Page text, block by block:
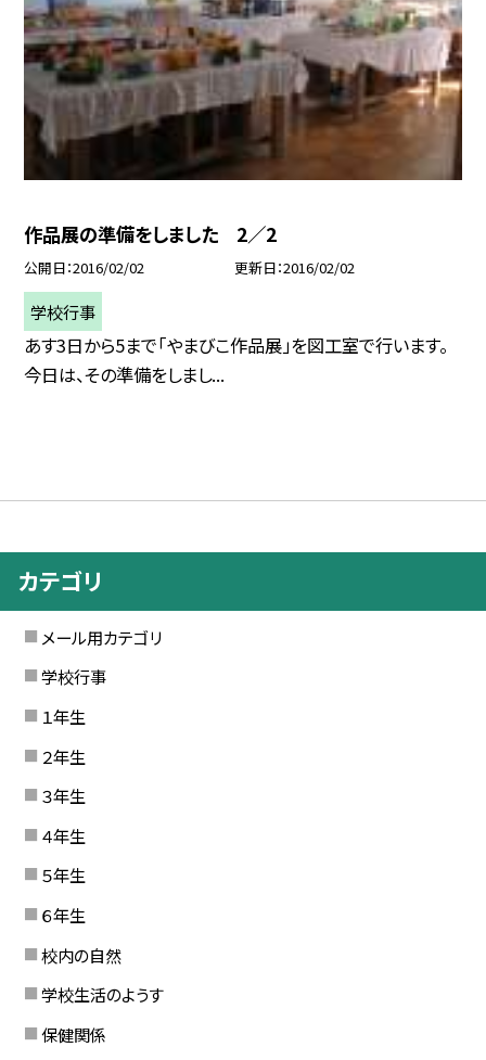
作品展の準備をしました 2／2
公開日 2016/02/02 更新日 2016/02/02
学校行事
あす3日から5まで「やまびこ作品展」を図工室で行います。
今日は、その準備をしまし...
カテゴリ
メール用カテゴリ
学校行事
１年生
２年生
３年生
４年生
５年生
６年生
校内の自然
学校生活のようす
保健関係